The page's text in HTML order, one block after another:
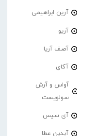
آرین ابراهیمی
آریو
آصف آریا
آکای
آواس و آرش
سولویست
آی سیس
آیدین عطا